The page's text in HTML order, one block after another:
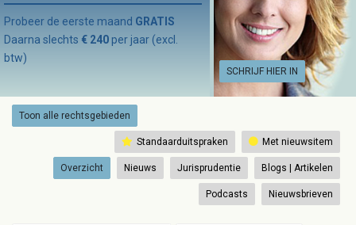
SCHRIJF HIER IN
Probeer de eerste maand GRATIS
Daarna slechts € 240 per jaar (excl.
btw)
Toon alle rechtsgebieden
Standaarduitspraken Met nieuwsitem
Overzicht Nieuws Jurisprudentie Blogs | Artikelen
Podcasts Nieuwsbrieven